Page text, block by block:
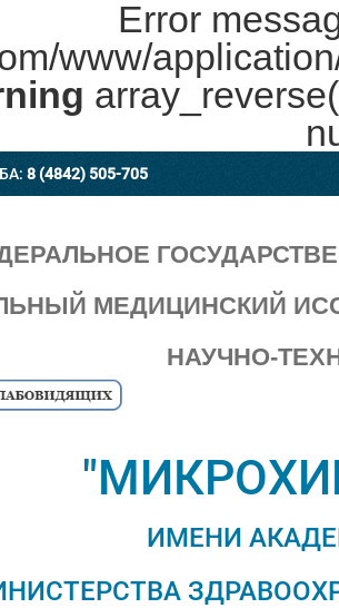
Error
www/
8 (4842) 505-705
МЕДИЦИНСКИЙ
НАУЧНО-
ИМЕНИ